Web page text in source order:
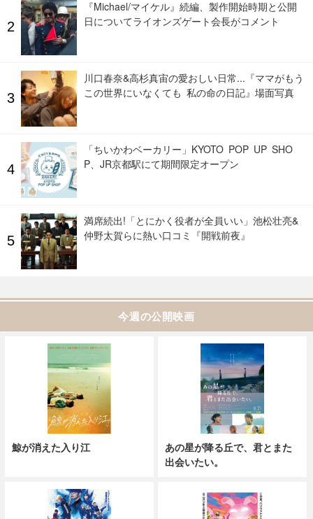
『Michael/マイケル』続編、製作開始時期と公開
日についてライオンズゲート会長がコメント
川口春奈&高杉真宙の愛おしい日常...『ママがもう
この世界にいなくても 私の命の日記』場面写真
「ちいかわベーカリー」KYOTO POP UP SHO
P、JR京都駅にて期間限定オープン
満席続出!「とにかく役者が全員いい」池松壮亮&
仲野太賀らに熱い口コミ『開戦前夜』
今週の公開映画
鯨が消えた入り江
あの星が降る丘で、君とまた
出会いたい。